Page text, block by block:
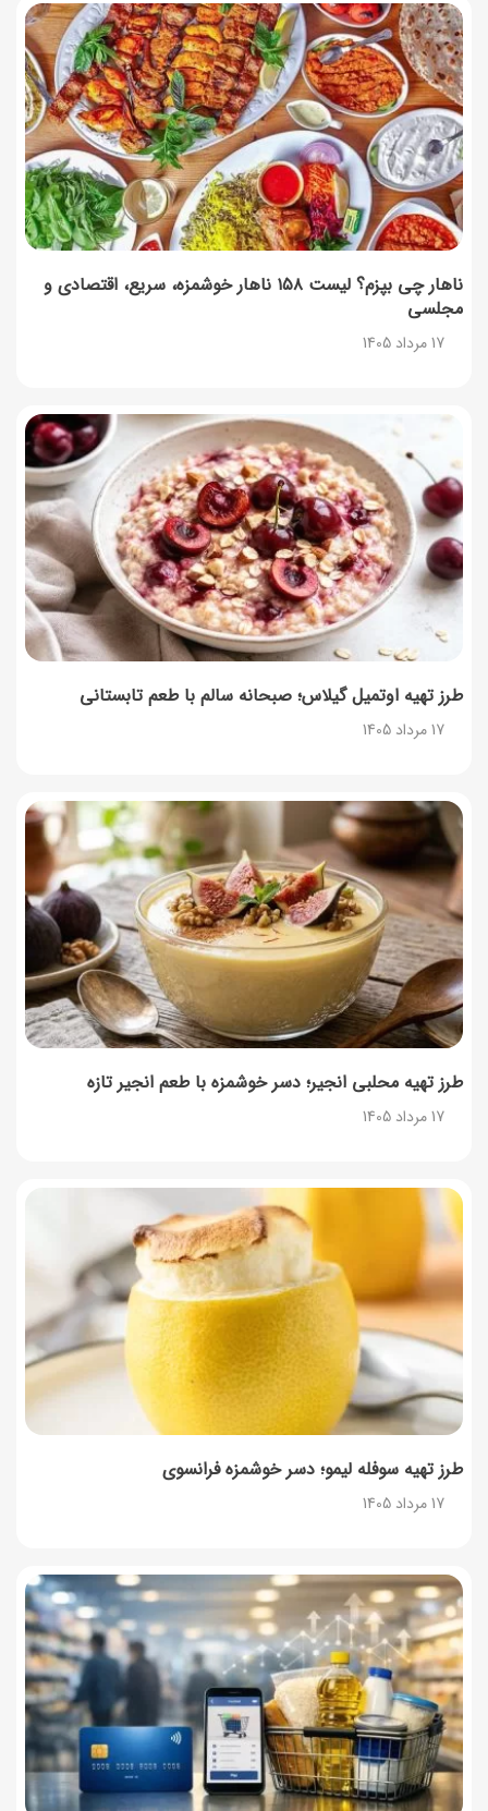
ناهار چی بپزم؟ لیست ۱۵۸ ناهار خوشمزه، سریع، اقتصادی و
مجلسی
17 مرداد 1405
طرز تهیه اوتمیل گیلاس؛ صبحانه سالم با طعم تابستانی
17 مرداد 1405
طرز تهیه محلبی انجیر؛ دسر خوشمزه با طعم انجیر تازه
17 مرداد 1405
طرز تهیه سوفله لیمو؛ دسر خوشمزه فرانسوی
17 مرداد 1405
آموزش گام به گام برنامه شمیم کالابرگ
17 مرداد 1405
لیست شهرهای فعال اُکالا
17 مرداد 1405
روش‌های استعلام کالابرگ (فعال بودن و موجودی)
17 مرداد 1405
نحوه دریافت رمز خرید کالابرگ برای خرید آنلاین (رمز
یکبارمصرف کالابرگ)
17 مرداد 1405
طرز تهیه مارمالاد انجیر خوشرنگ+ نکات شکرک نزدن
16 مرداد 1405